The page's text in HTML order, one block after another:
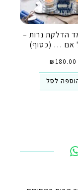
הדלקת נרות –
אם … (כסוף)
₪180.00
לסל